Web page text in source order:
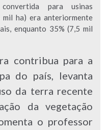
para usinas
ha) era anteriormente
enquanto 35% (7,5 mil
contribua para a
do país, levanta
da terra recente
da vegetação
o professor